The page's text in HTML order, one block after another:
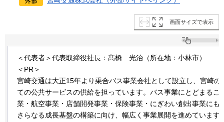
画面サイズで表示
＜代表者＞代表取締役社長：髙橋 光治 （所在地：小林市）
＜PR＞
宮崎交通は大正15年より乗合バス事業会社として設立し、宮崎の
ての公共サービスの供給を担っています。バス事業にとどまるこ
業・航空事業・店舗開発事業・保険事業・にぎわい創出事業にも
さらなる成長基盤の構築に向け、幅広く事業展開を進めています